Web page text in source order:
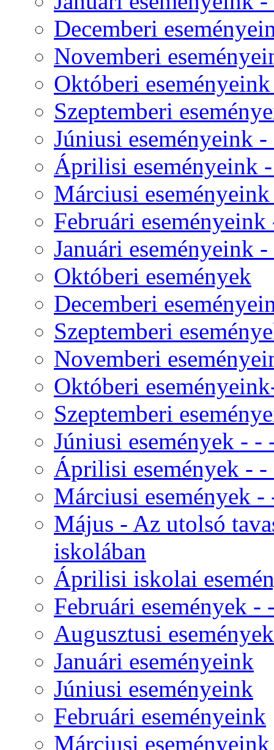
Decemberi
Novemberi
Októberi
Szeptemberi
Júniusi eseményeink
Áprilisi eseményeink
Márciusi
Februári
Januári eseményeink
Októberi események
Decemberi
Szeptemberi
Novemberi
Októberi
Szeptemberi
Júniusi események -
Áprilisi események -
Márciusi események
Május - Az utolsó
iskolában
Áprilisi iskolai
Februári események
Augusztusi események
Januári eseményeink
Júniusi eseményeink
Februári eseményeink
Márciusi eseményeink